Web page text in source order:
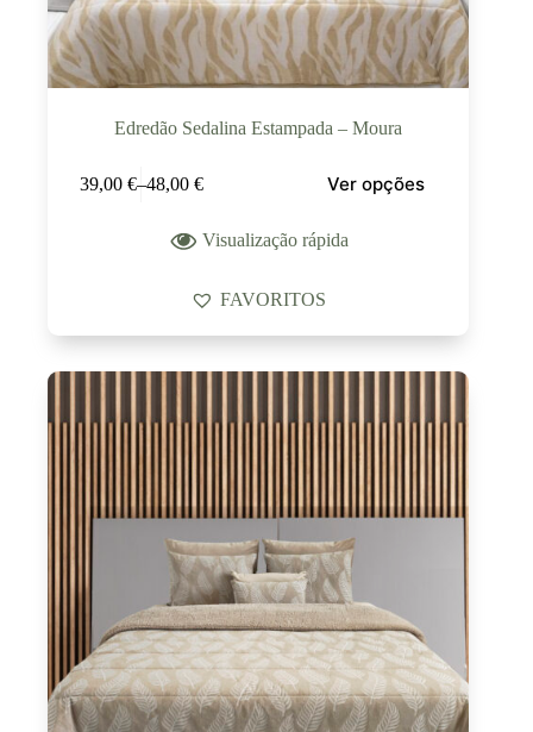
Edredão Sedalina Estampada – Moura
39,00 €–48,00 € Ver opções
Visualização rápida
FAVORITOS